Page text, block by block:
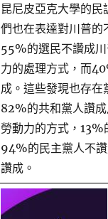
昆尼皮亞克大學的民
們也在表達對川普的
55%的選民不讚成
力的處理方式，而
成。這些發現也存在
82%的共和黨人讚
勞動力的方式，13%
94%的民主黨人不
讚成。